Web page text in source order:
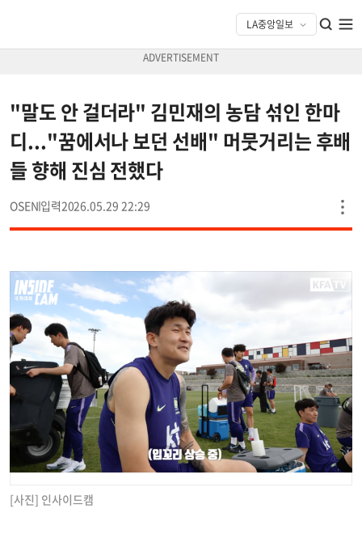
"말도 안 걸더라" 김민재의 농담 섞인 한마
디..."꿈에서나 보던 선배" 머뭇거리는 후배
들 향해 진심 전했다
OSEN 2026.05.29 22:29
[사진] 인사이드캠